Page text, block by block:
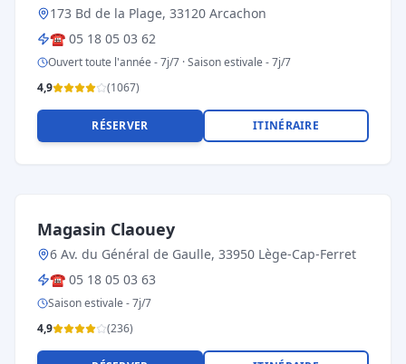
173 Bd de la Plage, 33120 Arcachon
☎ 05 18 05 03 62
Ouvert toute l'année - 7j/7 · Saison estivale - 7j/7
4,9
(1067)
RÉSERVER ITINÉRAIRE
Magasin Claouey
6 Av. du Général de Gaulle, 33950 Lège-Cap-Ferret
☎ 05 18 05 03 63
Saison estivale - 7j/7
4,9
(236)